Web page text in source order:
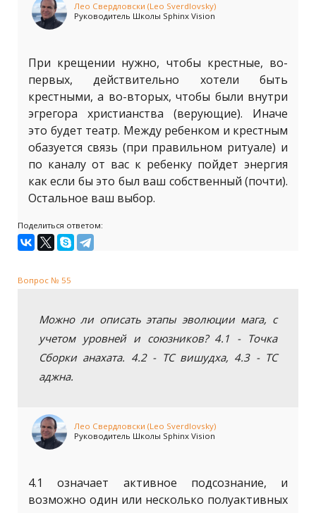
Лео Свердловски (Leo Sverdlovsky)
Руководитель Школы Sphinx Vision
При крещении нужно, чтобы крестные, во-
первых, действительно хотели быть
крестными, а во-вторых, чтобы были внутри
эгрегора христианства (верующие). Иначе
это будет театр. Между ребенком и крестным
обазуется связь (при правильном ритуале) и
по каналу от вас к ребенку пойдет энергия
как если бы это был ваш собственный (почти).
Остальное ваш выбор.
Поделиться ответом:
Вопрос № 55
Можно ли описать этапы эволюции мага, с
учетом уровней и союзников? 4.1 - Точка
Сборки анахата. 4.2 - ТС вишудха, 4.3 - ТС
аджна.
Лео Свердловски (Leo Sverdlovsky)
Руководитель Школы Sphinx Vision
4.1 означает активное подсознание, и
возможно один или несколько полуактивных